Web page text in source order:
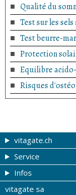
Qualité du
Test sur les
Test beurre-
Protection
Equilibre
Risques
vitagate.ch
Forme et
Thèmes de A à
Thérapies
Service
Coupons
Tribune du
Infos
Impressum
vitagate sa